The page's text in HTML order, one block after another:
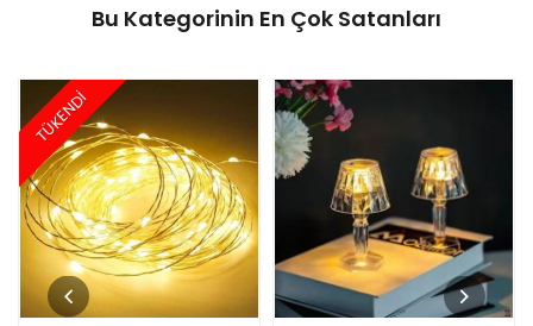
Bu Kategorinin En Çok Satanları
TÜKENDİ